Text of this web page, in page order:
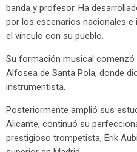
banda y profesor. Ha
por los escenarios nacionales e
el vínculo con su pueblo.
Su formación musical comenzó
Alfosea de Santa Pola, donde
instrumentista.
Posteriormente amplió sus
Alicante, continuó su
prestigioso trompetista, Érik